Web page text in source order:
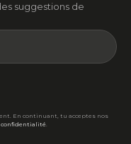
suggestions de
En continuant, tu acceptes nos
.